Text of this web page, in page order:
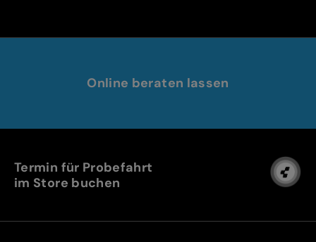
Online beraten lassen
Termin für Probefahrt
im Store buchen